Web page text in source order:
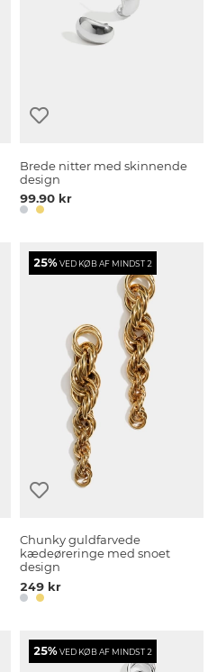
Brede nitter med skinnende
design
99.90 kr
25%VED KØB AF MINDST 2
Chunky guldfarvede
kædeøreringe med snoet
design
249 kr
25%VED KØB AF MINDST 2